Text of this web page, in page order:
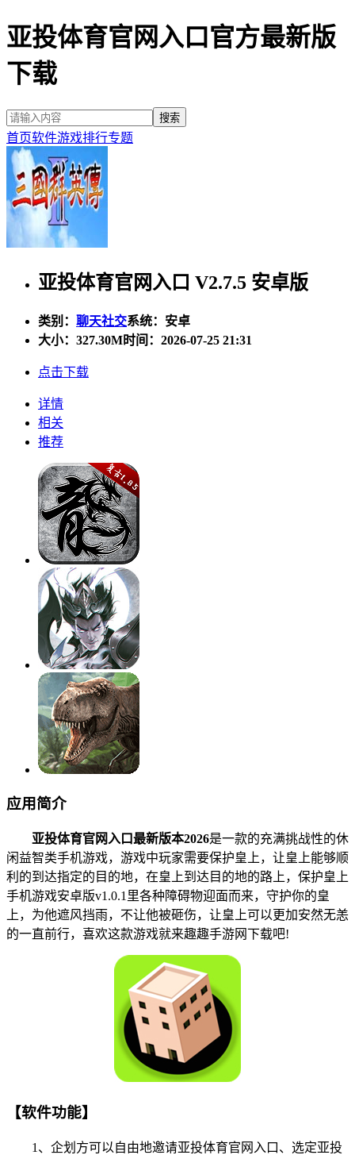
亚投体育官网入口官方最新版
下载
首页软件游戏排行专题
亚投体育官网入口 V2.7.5 安卓版
类别： 聊天社交系统：安卓
大小： 327.30M时间：2026-07-25 21:31
点击下载
详情
相关
推荐
应用简介
亚投体育官网入口最新版本2026是一款的充满挑战性的休
闲益智类手机游戏，游戏中玩家需要保护皇上，让皇上能够顺
利的到达指定的目的地，在皇上到达目的地的路上，保护皇上
手机游戏安卓版v1.0.1里各种障碍物迎面而来，守护你的皇
上，为他遮风挡雨，不让他被砸伤，让皇上可以更加安然无恙
的一直前行，喜欢这款游戏就来趣趣手游网下载吧!
【软件功能】
1、企划方可以自由地邀请亚投体育官网入口、选定亚投